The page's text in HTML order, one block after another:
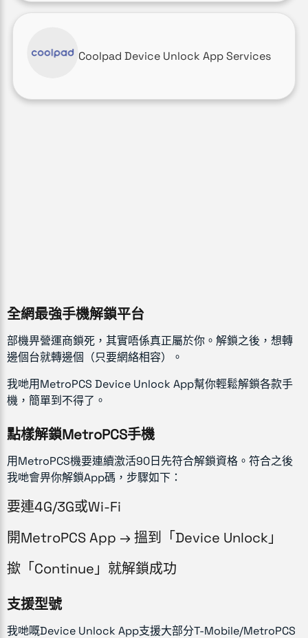
Coolpad Device Unlock App Services
全網最強手機解鎖平台
部機畀營運商鎖死，其實唔係真正屬於你。解鎖之後，想轉
邊個台就轉邊個（只要網絡相容）。
我哋用MetroPCS Device Unlock App幫你輕鬆解鎖各款手
機，簡單到不得了。
點樣解鎖MetroPCS手機
用MetroPCS機要連續激活90日先符合解鎖資格。符合之後
我哋會畀你解鎖App碼，步驟如下：
要連4G/3G或Wi-Fi
開MetroPCS App → 搵到「Device Unlock」
撳「Continue」就解鎖成功
支援型號
我哋嘅Device Unlock App支援大部分T-Mobile/MetroPCS